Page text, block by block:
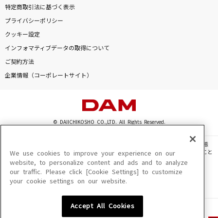
特定商取引法に基づく表示
プライバシーポリシー
クッキー設定
インフォマティブデータの取得について
ご契約方法
企業情報（コーポレートサイト）
© DAIICHIKOSHO CO.,LTD. All Rights Reserved.
このサイトに掲載されている一切の文章・画像・写真・動画・音声等を、手段や形態
を問わず、著作権法の定める範囲を超えて無断で複製、転載、ファイル化などすること
を禁じます。
楽曲及びコンテンツは、機種によりご利用いただけない場合があります。
楽曲及びコンテンツの配信日、配信内容が変更になる場合があります。
We use cookies to improve your experience on our
website, to personalize content and ads and to analyze
our traffic. Please click [Cookie Settings] to customize
your cookie settings on our website.
Accept All Cookies